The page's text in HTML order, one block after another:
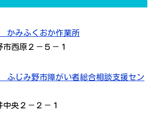
かみふくおか作業所
西原２－５－１
ふじみ野市障がい者総合相談支援セン
央２－２－１